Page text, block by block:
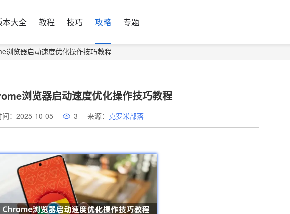
本大全 教程 技巧 攻略 专题
浏览器启动速度优化操作技巧教程
浏览器启动速度优化操作技巧教程
间：2025-10-05 3 来源： 克罗米部落